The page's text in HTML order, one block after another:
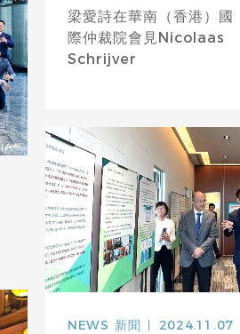
梁愛詩在華南（香港）國
際仲裁院會見Nicolaas
Schrijver
NEWS 新聞 2024.11.07